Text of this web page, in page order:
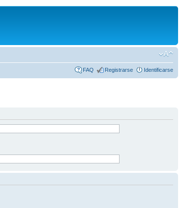
FAQ Registrarse Identificarse